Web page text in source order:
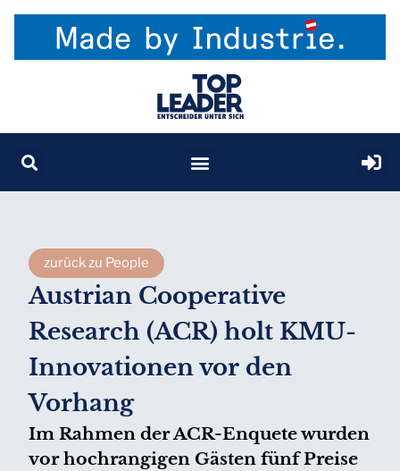
zurück zu People
Austrian Cooperative
Research (ACR) holt KMU-
Innovationen vor den
Vorhang
Im Rahmen der ACR-Enquete wurden
vor hochrangigen Gästen fünf Preise